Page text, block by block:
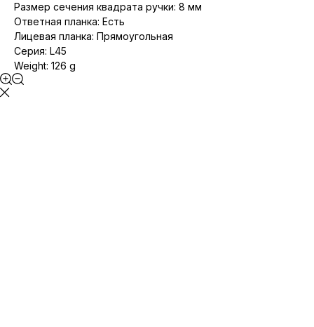
Размер сечения квадрата ручки: 8 мм
Ответная планка: Есть
Лицевая планка: Прямоугольная
Серия: L45
Weight: 126 g